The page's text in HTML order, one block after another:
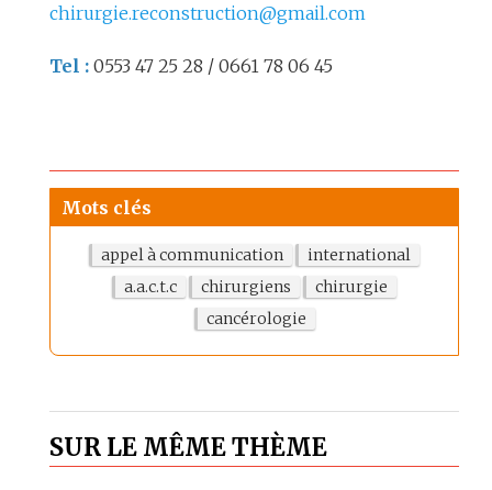
chirurgie.reconstruction@gmail.com
Tel : 0553 47 25 28 / 0661 78 06 45
Mots clés
appel à communication
international
a.a.c.t.c
chirurgiens
chirurgie
cancérologie
SUR LE MÊME THÈME